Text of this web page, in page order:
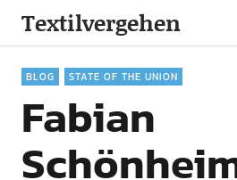
Textilvergehen
BLOG STATE OF THE UNION
Fabian